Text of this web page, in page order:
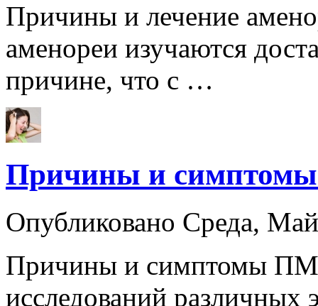
Причины и лечение
аменореи изучаются
причине, что с …
Причины и
Опубликовано Среда,
Причины и симптомы
исследований различных